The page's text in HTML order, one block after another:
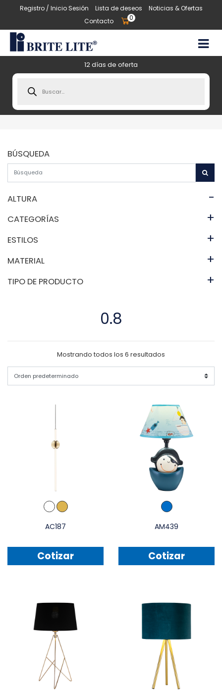
Registro / Inicio Sesión Lista de deseos
Noticias & Ofertas
Contacto
0
12 días de oferta
search
BÚSQUEDA
ALTURA -
CATEGORÍAS +
ESTILOS +
MATERIAL +
TIPO DE PRODUCTO +
0.8
Mostrando todos los 6 resultados
AC187
Cotizar
AM439
Cotizar